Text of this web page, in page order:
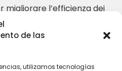
de las
utilizamos tecnologías
migliorare l’efficienza dei
di combustione.